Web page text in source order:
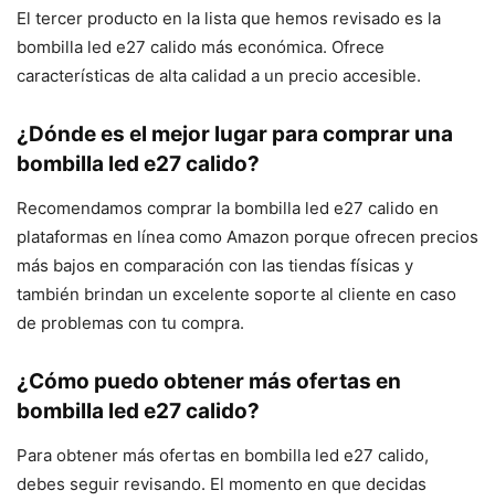
El tercer producto en la lista que hemos revisado es la
bombilla led e27 calido más económica. Ofrece
características de alta calidad a un precio accesible.
¿Dónde es el mejor lugar para comprar una
bombilla led e27 calido?
Recomendamos comprar la bombilla led e27 calido en
plataformas en línea como Amazon porque ofrecen precios
más bajos en comparación con las tiendas físicas y
también brindan un excelente soporte al cliente en caso
de problemas con tu compra.
¿Cómo puedo obtener más ofertas en
bombilla led e27 calido?
Para obtener más ofertas en bombilla led e27 calido,
debes seguir revisando. El momento en que decidas